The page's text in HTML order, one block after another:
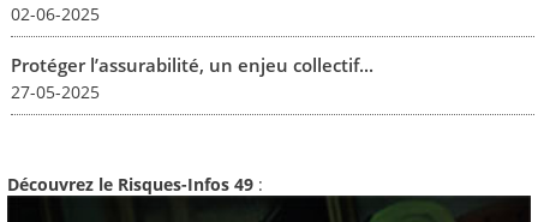
02-06-2025
Protéger l’assurabilité, un enjeu collectif...
27-05-2025
Découvrez le Risques-Infos 49 :